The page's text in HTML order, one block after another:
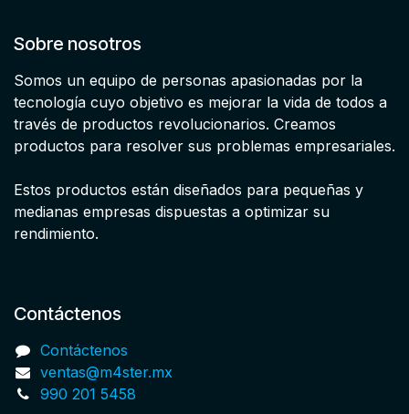
Sobre nosotros
Somos un equipo de personas apasionadas por la
tecnología cuyo objetivo es mejorar la vida de todos a
través de productos revolucionarios. Creamos
productos para resolver sus problemas empresariales.
Estos productos están diseñados para pequeñas y
medianas empresas dispuestas a optimizar su
rendimiento.
Contáctenos
Contáctenos
ventas@m4ster.mx
990 201 5458